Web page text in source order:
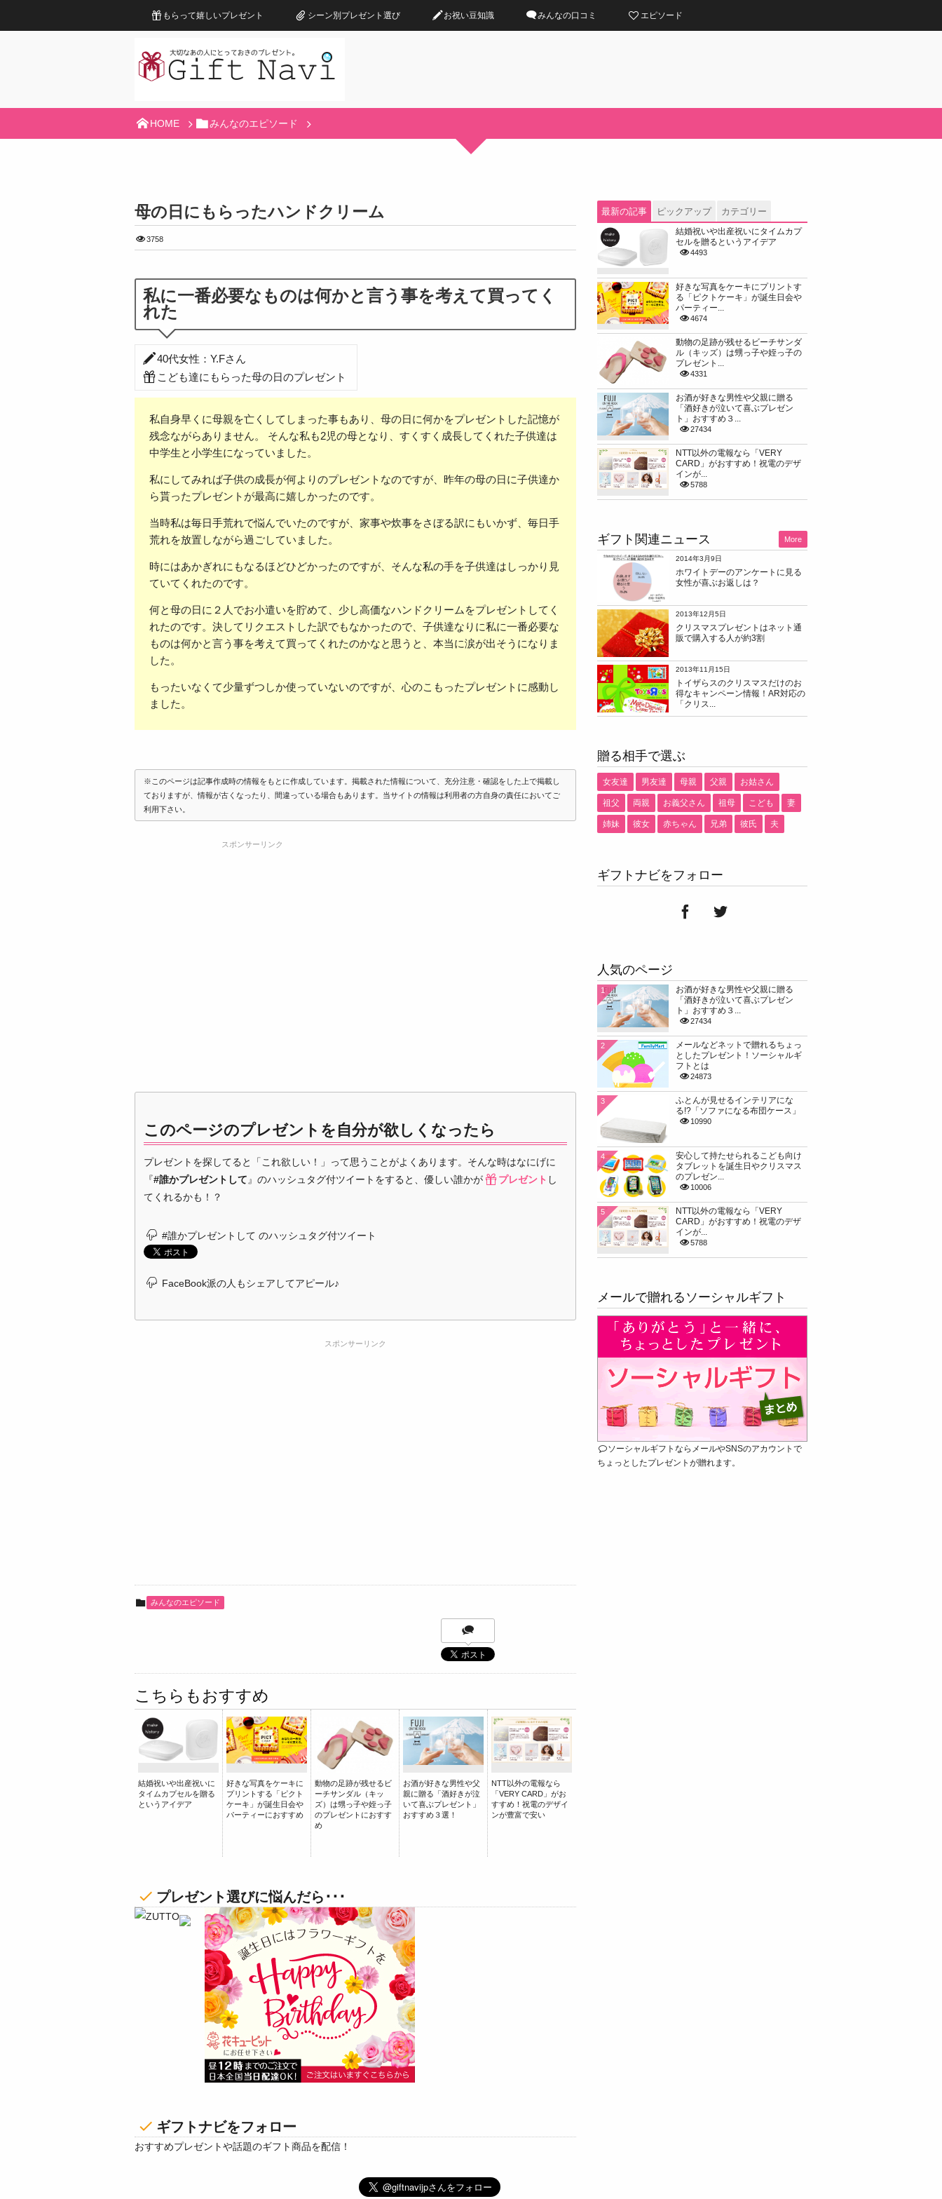
もらって嬉しいプレゼント シーン別プレゼント選び お祝い豆知識 みんなの口コミ エピソード
HOME みんなのエピソード
母の日にもらったハンドクリーム
3758
私に一番必要なものは何かと言う事を考えて買ってく
れた
40代女性：Y.Fさん
こども達にもらった母の日のプレゼント
私自身早くに母親を亡くしてしまった事もあり、母の日に何かをプレゼントした記憶が
残念ながらありません。 そんな私も2児の母となり、すくすく成長してくれた子供達は
中学生と小学生になっていました。
私にしてみれば子供の成長が何よりのプレゼントなのですが、昨年の母の日に子供達か
ら貰ったプレゼントが最高に嬉しかったのです。
当時私は毎日手荒れで悩んでいたのですが、家事や炊事をさぼる訳にもいかず、毎日手
荒れを放置しながら過ごしていました。
時にはあかぎれにもなるほどひどかったのですが、そんな私の手を子供達はしっかり見
ていてくれたのです。
何と母の日に２人でお小遣いを貯めて、少し高価なハンドクリームをプレゼントしてく
れたのです。決してリクエストした訳でもなかったので、子供達なりに私に一番必要な
ものは何かと言う事を考えて買ってくれたのかなと思うと、本当に涙が出そうになりま
した。
もったいなくて少量ずつしか使っていないのですが、心のこもったプレゼントに感動し
ました。
※このページは記事作成時の情報をもとに作成しています。掲載された情報について、充分注意・確認をした上で掲載し
ておりますが、情報が古くなったり、間違っている場合もあります。当サイトの情報は利用者の方自身の責任においてご
利用下さい。
スポンサーリンク
このページのプレゼントを自分が欲しくなったら
プレゼントを探してると「これ欲しい！」って思うことがよくあります。そんな時はなにげに
『#誰かプレゼントして 』のハッシュタグ付ツイートをすると、優しい誰かが プレゼント し
てくれるかも！？
#誰かプレゼントして のハッシュタグ付ツイート
FaceBook派の人もシェアしてアピール♪
スポンサーリンク
みんなのエピソード
こちらもおすすめ
結婚祝いや出産祝いに
タイムカプセルを贈る
というアイデア
好きな写真をケーキに
プリントする「ピクト
ケーキ」が誕生日会や
パーティーにおすすめ
動物の足跡が残せるビ
ーチサンダル（キッ
ズ）は甥っ子や姪っ子
のプレゼントにおすす
め
お酒が好きな男性や父
親に贈る「酒好きが泣
いて喜ぶプレゼント」
おすすめ３選！
NTT以外の電報なら
「VERY CARD」がお
すすめ！祝電のデザイ
ンが豊富で安い
プレゼント選びに悩んだら･･･
ギフトナビをフォロー
おすすめプレゼントや話題のギフト商品を配信！
最新の記事 ピックアップ カテゴリー
結婚祝いや出産祝いにタイムカプ
セルを贈るというアイデア
4493
好きな写真をケーキにプリントす
る「ピクトケーキ」が誕生日会や
パーティー...
4674
動物の足跡が残せるビーチサンダ
ル（キッズ）は甥っ子や姪っ子の
プレゼント...
4331
お酒が好きな男性や父親に贈る
「酒好きが泣いて喜ぶプレゼン
ト」おすすめ３...
27434
NTT以外の電報なら「VERY
CARD」がおすすめ！祝電のデザ
インが...
5788
ギフト関連ニュース
2014年3月9日
ホワイトデーのアンケートに見る
女性が喜ぶお返しは？
2013年12月5日
クリスマスプレゼントはネット通
販で購入する人が約3割
2013年11月15日
トイザらスのクリスマスだけのお
得なキャンペーン情報！AR対応の
「クリス...
More
贈る相手で選ぶ
女友達 男友達 母親 父親 お姑さん
祖父 両親 お義父さん 祖母 こども 妻
姉妹 彼女 赤ちゃん 兄弟 彼氏 夫
ギフトナビをフォロー
人気のページ
お酒が好きな男性や父親に贈る
「酒好きが泣いて喜ぶプレゼン
ト」おすすめ３...
27434
1
メールなどネットで贈れるちょっ
としたプレゼント！ソーシャルギ
フトとは
24873
2
ふとんが見せるインテリアにな
る!?「ソファになる布団ケース」
10990
3
安心して持たせられるこども向け
タブレットを誕生日やクリスマス
のプレゼン...
10006
4
NTT以外の電報なら「VERY
CARD」がおすすめ！祝電のデザ
インが...
5788
5
メールで贈れるソーシャルギフト
ソーシャルギフトならメールやSNSのアカウントで
ちょっとしたプレゼントが贈れます。